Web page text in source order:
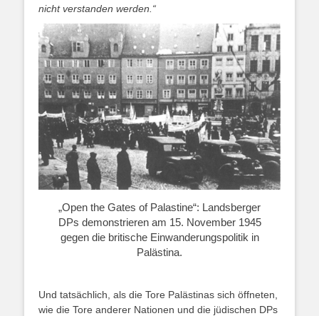
nicht verstanden werden.“
„Open the Gates of Palastine“: Landsberger
DPs demonstrieren am 15. November 1945
gegen die britische Einwanderungspolitik in
Palästina.
Und tatsächlich, als die Tore Palästinas sich öffneten,
wie die Tore anderer Nationen und die jüdischen DPs